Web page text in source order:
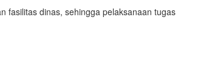
fasilitas dinas, sehingga pelaksanaan tugas